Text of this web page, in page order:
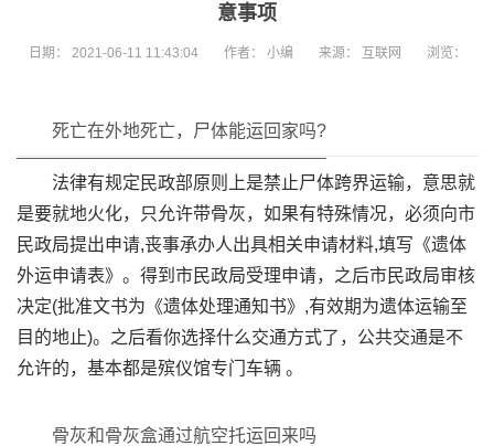
意事项
日期： 2021-06-11 11:43:04 作者： 小编 来源： 互联网 浏览：
死亡在外地死亡，尸体能运回家吗?
法律有规定民政部原则上是禁止尸体跨界运输，意思就
是要就地火化，只允许带骨灰，如果有特殊情况，必须向市
民政局提出申请,丧事承办人出具相关申请材料,填写《遗体
外运申请表》。得到市民政局受理申请，之后市民政局审核
决定(批准文书为《遗体处理通知书》,有效期为遗体运输至
目的地止)。之后看你选择什么交通方式了，公共交通是不
允许的，基本都是殡仪馆专门车辆 。
骨灰和骨灰盒通过航空托运回来吗